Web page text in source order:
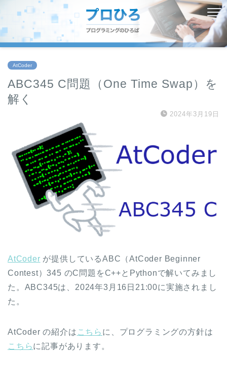
AtCoder
ABC345 C問題（One Time Swap）を
解く
2024年3月19日
AtCoder が提供しているABC（AtCoder Beginner
Contest）345 のC問題をC++とPythonで解いてみまし
た。ABC345は、2024年3月16日21:00に実施されまし
た。
AtCoder の紹介は こちら に、プログラミングの方針は
こちらに記事があります。